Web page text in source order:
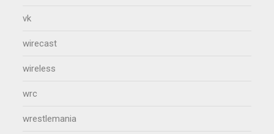
vk
wirecast
wireless
wrc
wrestlemania